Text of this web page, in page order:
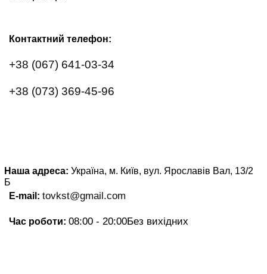
Контактний телефон:
+38 (067) 641-03-34
+38 (073) 369-45-96
Наша адреса: Україна, м. Київ, вул. Ярославів Вал, 13/2
Б
E-mail: tovkst@gmail.com
Час роботи: 08:00 - 20:00Без вихідних